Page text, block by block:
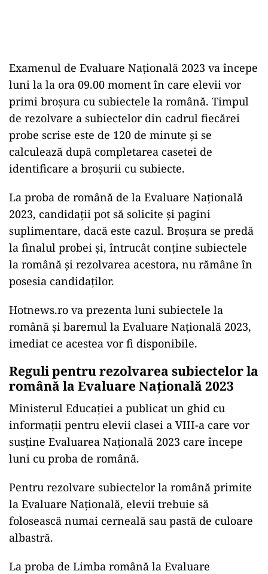
Examenul de Evaluare Națională 2023 va începe
luni la la ora 09.00 moment în care elevii vor
primi broșura cu subiectele la română. Timpul
de rezolvare a subiectelor din cadrul fiecărei
probe scrise este de 120 de minute şi se
calculează după completarea casetei de
identificare a broșurii cu subiecte.
La proba de română de la Evaluare Naţională
2023, candidaţii pot să solicite şi pagini
suplimentare, dacă este cazul. Broşura se predă
la finalul probei şi, întrucât conţine subiectele
la română şi rezolvarea acestora, nu rămâne în
posesia candidaţilor.
Hotnews.ro va prezenta luni subiectele la
română și baremul la Evaluare Națională 2023,
imediat ce acestea vor fi disponibile.
Reguli pentru rezolvarea subiectelor la
română la Evaluare Națională 2023
Ministerul Educației a publicat un ghid cu
informații pentru elevii clasei a VIII-a care vor
susține Evaluarea Națională 2023 care începe
luni cu proba de română.
Pentru rezolvare subiectelor la română primite
la Evaluare Națională, elevii trebuie să
folosească numai cerneală sau pastă de culoare
albastră.
La proba de Limba română la Evaluare